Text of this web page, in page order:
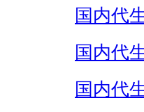
国内代
国内代
国内代